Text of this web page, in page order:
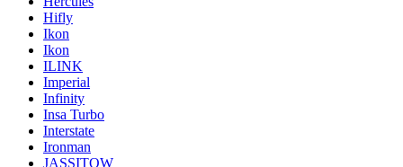
Hifly
Ikon
Ikon
ILINK
Imperial
Infinity
Insa Turbo
Interstate
Ironman
JASSITOW